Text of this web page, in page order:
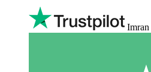
Imran